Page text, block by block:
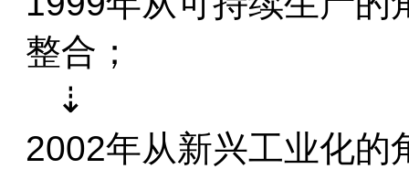
整合；
⇣
2002年从新兴工业化的